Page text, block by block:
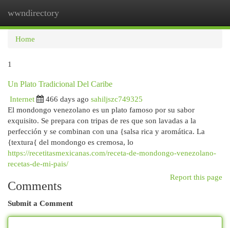
wwndirectory
Home
1
Un Plato Tradicional Del Caribe
Internet
466 days ago sahiljszc749325
El mondongo venezolano es un plato famoso por su sabor
exquisito. Se prepara con tripas de res que son lavadas a la
perfección y se combinan con una {salsa rica y aromática. La
{textura{ del mondongo es cremosa, lo
https://recetitasmexicanas.com/receta-de-mondongo-venezolano-
recetas-de-mi-pais/
Report this page
Comments
Submit a Comment